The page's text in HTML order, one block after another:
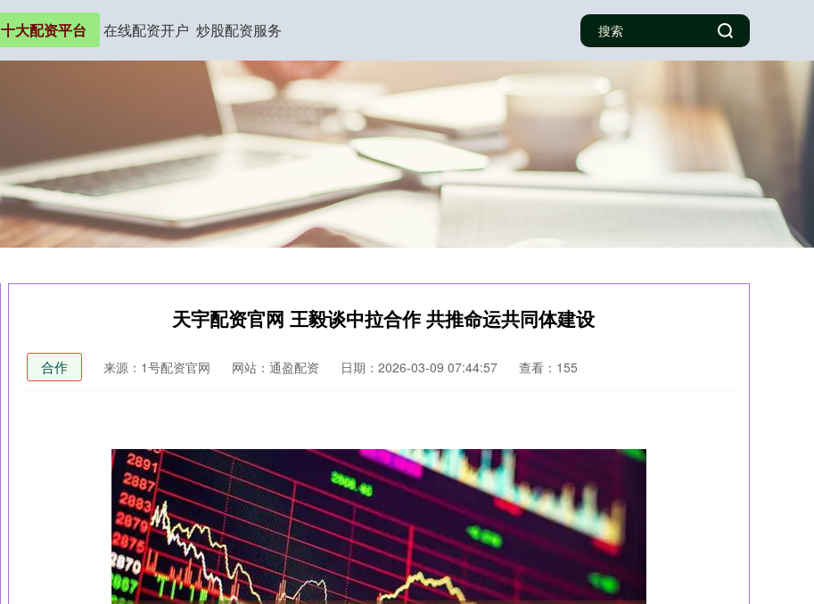
十大配资平台 在线配资开户 炒股配资服务
天宇配资官网 王毅谈中拉合作 共推命运共同体建设
合作 来源：1号配资官网 网站：通盈配资 日期：2026-03-09 07:44:57 查看：155